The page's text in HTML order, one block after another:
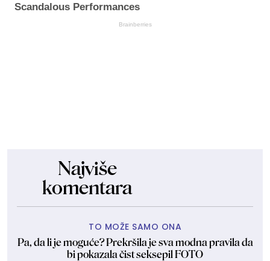
Scandalous Performances
Brainberries
Najviše
komentara
TO MOŽE SAMO ONA
Pa, da li je moguće? Prekršila je sva modna pravila da
bi pokazala čist seksepil FOTO